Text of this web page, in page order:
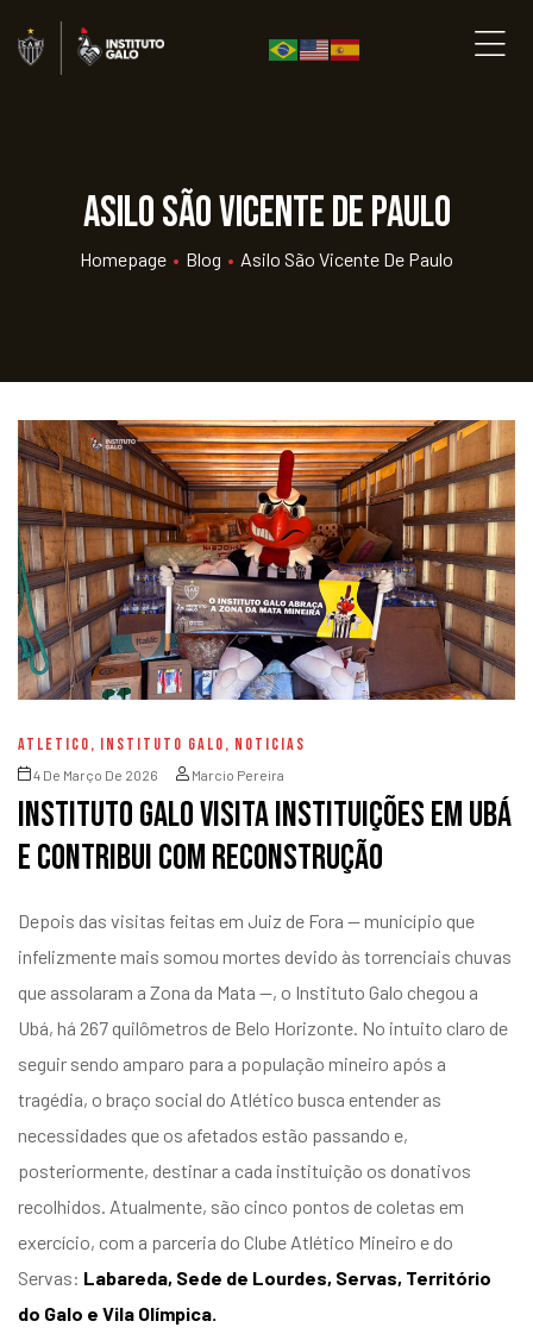
Asilo São Vicente de Paulo
Homepage • Blog • Asilo São Vicente De Paulo
ATLETICO, INSTITUTO GALO, NOTICIAS
4 De Março De 2026 Marcio Pereira
Instituto Galo visita instituições em Ubá
e contribui com reconstrução
Depois das visitas feitas em Juiz de Fora —município que
infelizmente mais somou mortes devido às torrenciais chuvas
que assolaram a Zona da Mata —, o Instituto Galo chegou a
Ubá, há 267 quilômetros de Belo Horizonte. No intuito claro de
seguir sendo amparo para a população mineiro após a
tragédia, o braço social do Atlético busca entender as
necessidades que os afetados estão passando e,
posteriormente, destinar a cada instituição os donativos
recolhidos. Atualmente, são cinco pontos de coletas em
exercício, com a parceria do Clube Atlético Mineiro e do
Servas: Labareda, Sede de Lourdes, Servas, Território
do Galo e Vila Olímpica.